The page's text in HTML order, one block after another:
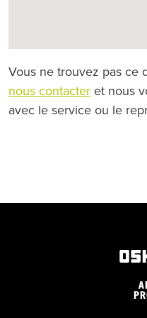
Vous ne trouvez pas ce
nous contacteret nous
avec le service ou le